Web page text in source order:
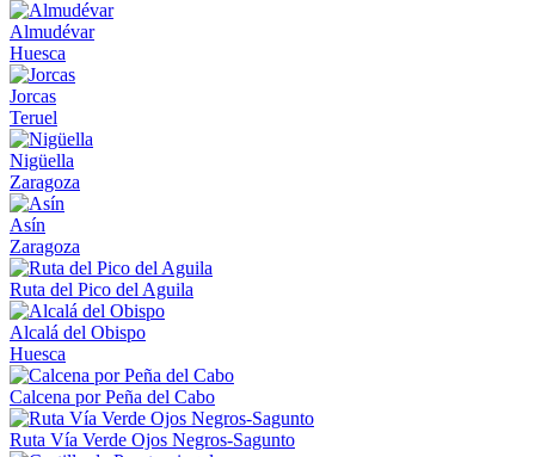
Almudévar
Huesca
Jorcas
Teruel
Nigüella
Zaragoza
Asín
Zaragoza
Ruta del Pico del Aguila
Alcalá del Obispo
Huesca
Calcena por Peña del Cabo
Ruta Vía Verde Ojos Negros-Sagunto